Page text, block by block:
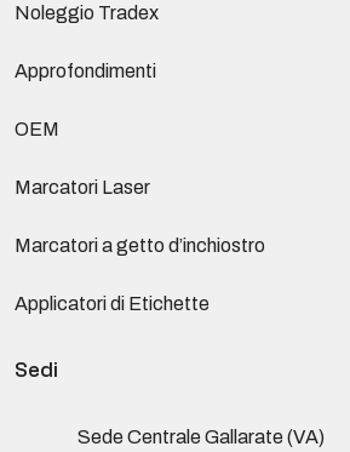
Noleggio Tradex
Approfondimenti
OEM
Marcatori Laser
Marcatori a getto d’inchiostro
Applicatori di Etichette
Sedi
Sede Centrale Gallarate (VA)